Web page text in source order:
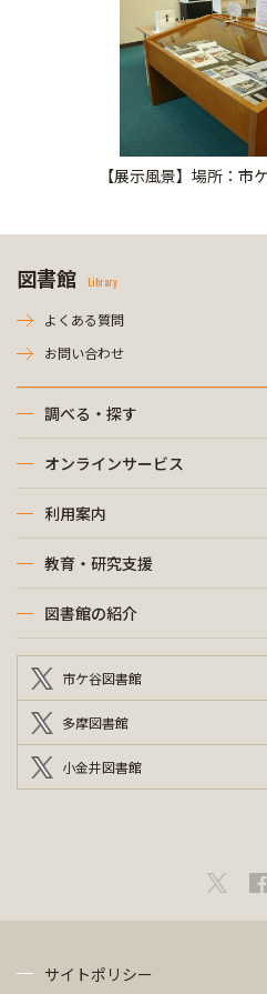
【展示風景】場所：市
図書館 Library
よくある質問
お問い合わせ
調べる・探す
オンラインサービス
利用案内
教育・研究支援
図書館の紹介
市ケ谷図書館
多摩図書館
小金井図書館
サイトポリシー